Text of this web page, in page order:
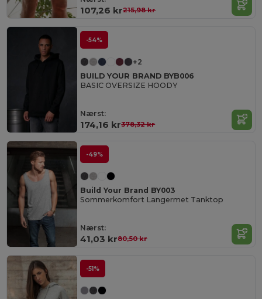
107,26 kr215,98 kr
-54%
+2
BUILD YOUR BRAND BYB006
BASIC OVERSIZE HOODY
Nærst:
174,16 kr378,32 kr
-49%
Build Your Brand BY003
Sommerkomfort Langermet Tanktop
Nærst:
41,03 kr80,50 kr
-51%